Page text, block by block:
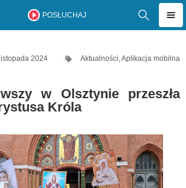
POSŁUCHAJ
2024 Aktualności,Aplikacja mobilna
w Olsztynie przeszła
Króla